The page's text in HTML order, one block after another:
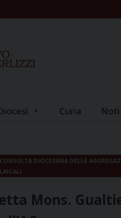
Curia
CONSULTA DIOCESANA DELLE
LAICALI
Mons.